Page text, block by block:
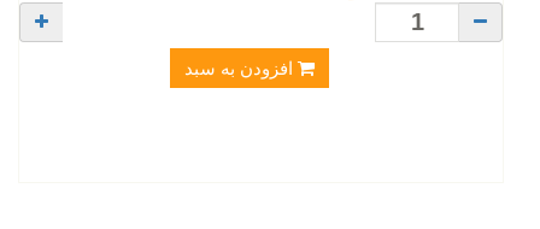
افزودن به سبد